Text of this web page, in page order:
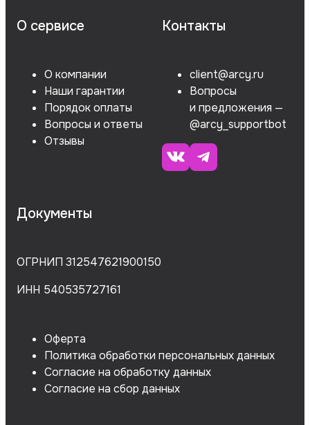
О сервисе
О компании
Наши гарантии
Порядок оплаты
Вопросы и ответы
Отзывы
Контакты
client@arcy.ru
Вопросы
и предложения —
@arcy_supportbot
Документы
ОГРНИП 312547621900150
ИНН 540535727161
Оферта
Политика обработки персональных данных
Согласие на обработку данных
Согласие на сбор данных